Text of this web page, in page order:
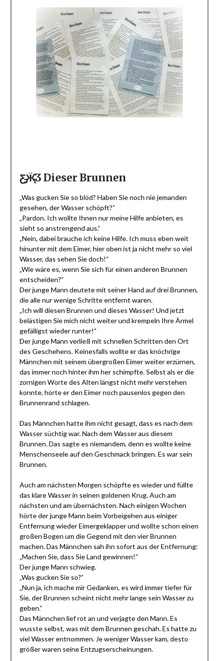
Ƹ̵̡Ӝ̵̨̄Ʒ Dieser Brunnen
„Was gucken Sie so blöd? Haben Sie noch nie jemanden
gesehen, der Wasser schöpft?“
„Pardon. Ich wollte Ihnen nur meine Hilfe anbieten, es
sieht so anstrengend aus.”
„Nein, dabei brauche ich keine Hilfe. Ich muss eben weit
hinunter mit dem Eimer, hier oben ist ja nicht mehr so viel
Wasser, das sehen Sie doch!“
„Wie wäre es, wenn Sie sich für einen anderen Brunnen
entscheiden?”
Der junge Mann deutete mit seiner Hand auf drei Brunnen,
die alle nur wenige Schritte entfernt waren.
„Ich will diesen Brunnen und dieses Wasser! Und jetzt
belästigen Sie mich nicht weiter und krempeln Ihre Ärmel
gefälligst wieder runter!“
Der junge Mann verließ mit schnellen Schritten den Ort
des Geschehens. Keinesfalls wollte er das knöchrige
Männchen mit seinem übergroßen Eimer weiter erzürnen,
das immer noch hinter ihm her schimpfte. Selbst als er die
zornigen Worte des Alten längst nicht mehr verstehen
konnte, hörte er den Eimer noch pausenlos gegen den
Brunnenrand schlagen.
Das Männchen hatte ihm nicht gesagt, dass es nach dem
Wasser süchtig war. Nach dem Wasser aus diesem
Brunnen. Das sagte es niemandem, denn es wollte keine
Menschenseele auf den Geschmack bringen. Es war sein
Brunnen.
Auch am nächsten Morgen schöpfte es wieder und füllte
das klare Wasser in seinen goldenen Krug. Auch am
nächsten und am übernächsten. Nach einigen Wochen
hörte der junge Mann beim Vorbeigehen aus einiger
Entfernung wieder Eimergeklapper und wollte schon einen
großen Bogen um die Gegend mit den vier Brunnen
machen. Das Männchen sah ihn sofort aus der Entfernung:
„Machen Sie, dass Sie Land gewinnen!“
Der junge Mann schwieg.
„Was gucken Sie so?”
„Nun ja, ich mache mir Gedanken, es wird immer tiefer für
Sie, der Brunnen scheint nicht mehr lange sein Wasser zu
geben.“
Das Männchen lief rot an und verjagte den Mann. Es
wusste selbst, was mit dem Brunnen geschah. Es hatte zu
viel Wasser entnommen. Je weniger Wasser kam, desto
größer waren seine Entzugserscheinungen.